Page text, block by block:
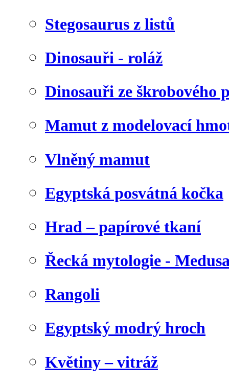
Stegosaurus z listů
Dinosauři - roláž
Dinosauři ze škrobového
Mamut z modelovací
Vlněný mamut
Egyptská posvátná kočka
Hrad – papírové tkaní
Řecká mytologie -
Rangoli
Egyptský modrý hroch
Květiny – vitráž